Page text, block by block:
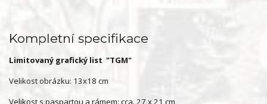
Kompletní specifikace
Limitovaný grafický list "TGM"
Velikost obrázku: 13x18 cm
Velikost s paspartou a rámem: cca. 27 x 21 cm